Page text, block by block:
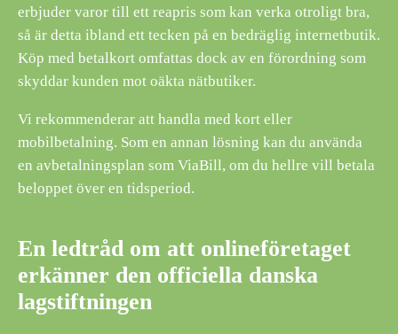
erbjuder varor till ett reapris som kan verka otroligt bra,
så är detta ibland ett tecken på en bedräglig internetbutik.
Köp med betalkort omfattas dock av en förordning som
skyddar kunden mot oäkta nätbutiker.
Vi rekommenderar att handla med kort eller
mobilbetalning. Som en annan lösning kan du använda
en avbetalningsplan som ViaBill, om du hellre vill betala
beloppet över en tidsperiod.
En ledtråd om att onlineföretaget
erkänner den officiella danska
lagstiftningen